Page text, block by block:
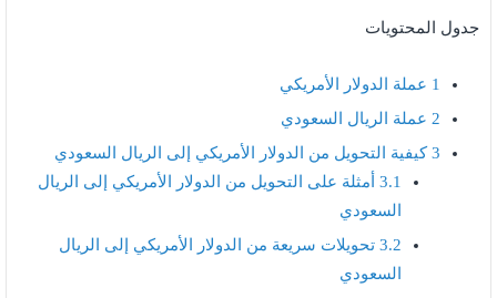
جدول المحتويات
1 عملة الدولار الأمريكي
2 عملة الريال السعودي
3كيفية التحويل من الدولار الأمريكي إلى الريال السعودي
3.1 أمثلة على التحويل من الدولار الأمريكي إلى الريال
السعودي
3.2 تحويلات سريعة من الدولار الأمريكي إلى الريال
السعودي